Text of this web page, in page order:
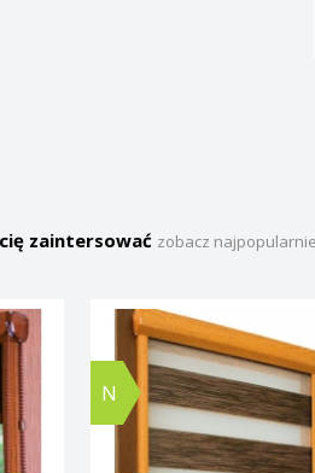
zaintersować zobacz
N